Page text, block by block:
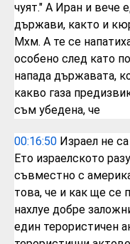
чуят." А Иран и вече
държави, както и
Мхм. А те се
особено след като по
напада държавата,
какво газа
съм убедена, че
00:16:50 Израел не
Ето израелското
съвместно с
това, че и как ще се
нахлуе добре
един терористичен